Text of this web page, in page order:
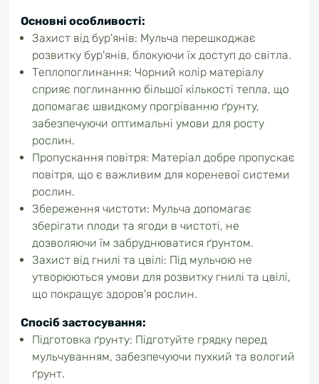
Основні особливості:
Захист від бур'янів: Мульча перешкоджає
розвитку бур'янів, блокуючи їх доступ до світла.
Теплопоглинання: Чорний колір матеріалу
сприяє поглинанню більшої кількості тепла, що
допомагає швидкому прогріванню ґрунту,
забезпечуючи оптимальні умови для росту
рослин.
Пропускання повітря: Матеріал добре пропускає
повітря, що є важливим для кореневої системи
рослин.
Збереження чистоти: Мульча допомагає
зберігати плоди та ягоди в чистоті, не
дозволяючи їм забруднюватися ґрунтом.
Захист від гнилі та цвілі: Під мульчою не
утворюються умови для розвитку гнилі та цвілі,
що покращує здоров'я рослин.
Спосіб застосування:
Підготовка ґрунту: Підготуйте грядку перед
мульчуванням, забезпечуючи пухкий та вологий
ґрунт.